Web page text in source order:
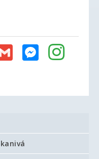
Gmail Messenger